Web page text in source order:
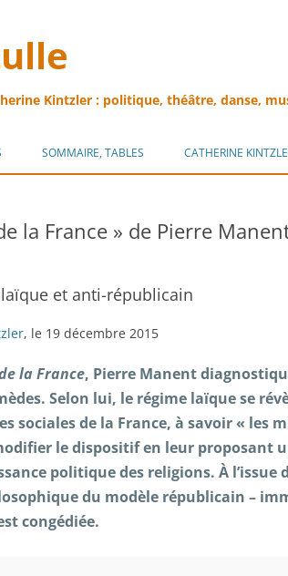
Kintzler : politique, théâtre, danse,
SOMMAIRE, TABLES CATHERINE
la France » de Pierre
et anti-républicain
, le 19 décembre 2015
la France, Pierre Manent
Selon lui, le régime laïque se
sociales de la France, à savoir « les
le dispositif en leur proposant
politique des religions. À l’issue
du modèle républicain –
congédiée.